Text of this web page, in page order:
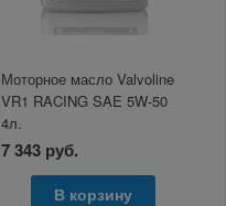
Моторное масло Valvoline
VR1 RACING SAE 5W-50
4л.
7 343 руб.
В корзину